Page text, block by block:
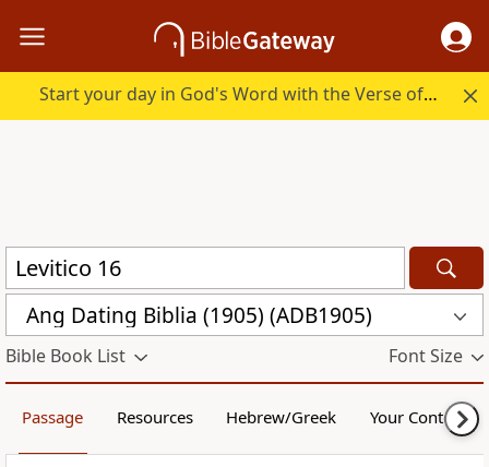
Start your day in God's Word with the Verse of the Day.
Ang Dating Biblia (1905) (ADB1905)
Bible Book List Font Size
Passage Resources Hebrew/Greek Your Content